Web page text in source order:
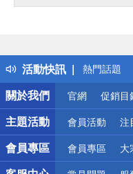
活動快訊
得獎公告
熱門話題
銀行優惠
偏遠地區配
詐騙網頁
關於我們
官網 促銷目
主題活動 會員活動 注
會員專區 會員專區 大